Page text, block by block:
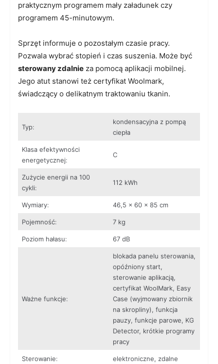
praktycznym programem mały załadunek czy
programem 45-minutowym.
Sprzęt informuje o pozostałym czasie pracy.
Pozwala wybrać stopień i czas suszenia. Może być
sterowany zdalnie za pomocą aplikacji mobilnej.
Jego atut stanowi też certyfikat Woolmark,
świadczący o delikatnym traktowaniu tkanin.
Typ:
kondensacyjna z pompą
ciepła
Klasa efektywności
energetycznej:
C
Zużycie energii na 100
cykli:
112 kWh
Wymiary: 46,5 x 60 x 85 cm
Pojemność: 7 kg
Poziom hałasu: 67 dB
Ważne funkcje:
blokada panelu sterowania,
opóźniony start,
sterowanie aplikacją,
certyfikat WoolMark, Easy
Case (wyjmowany zbiornik
na skropliny), funkcja
pauzy, funkcje parowe, KG
Detector, krótkie programy
pracy
Sterowanie: elektroniczne, zdalne